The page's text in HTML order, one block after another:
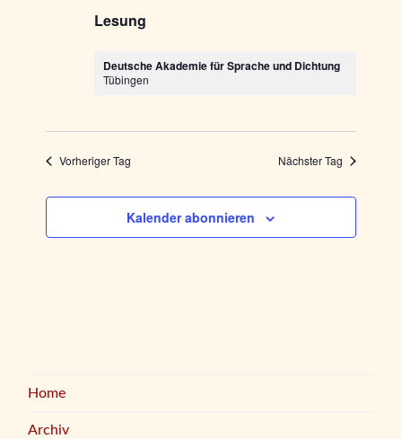
Lesung
Deutsche Akademie für Sprache und Dichtung
Tübingen
Vorheriger Tag Nächster Tag
Kalender abonnieren
Home
Archiv